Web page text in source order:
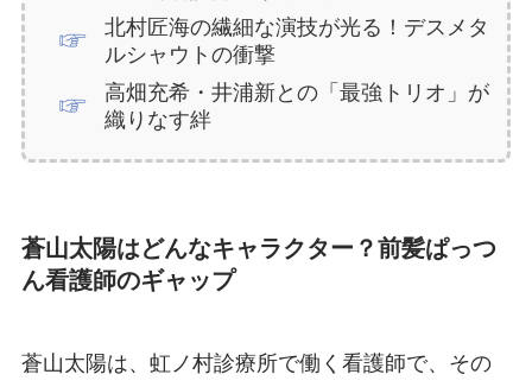
北村匠海の繊細な演技が光る！デスメタ
ルシャウトの衝撃
高畑充希・井浦新との「最強トリオ」が
織りなす絆
蒼山太陽はどんなキャラクター？前髪ぱっつ
ん看護師のギャップ
蒼山太陽は、虹ノ村診療所で働く看護師で、その